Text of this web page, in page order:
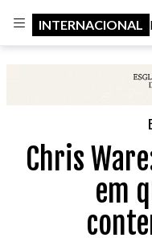
INTERNACIONAL
Chris
em